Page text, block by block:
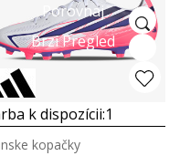
Porovnaj
Brzi Pregled
k dispozícii:1
kopačky